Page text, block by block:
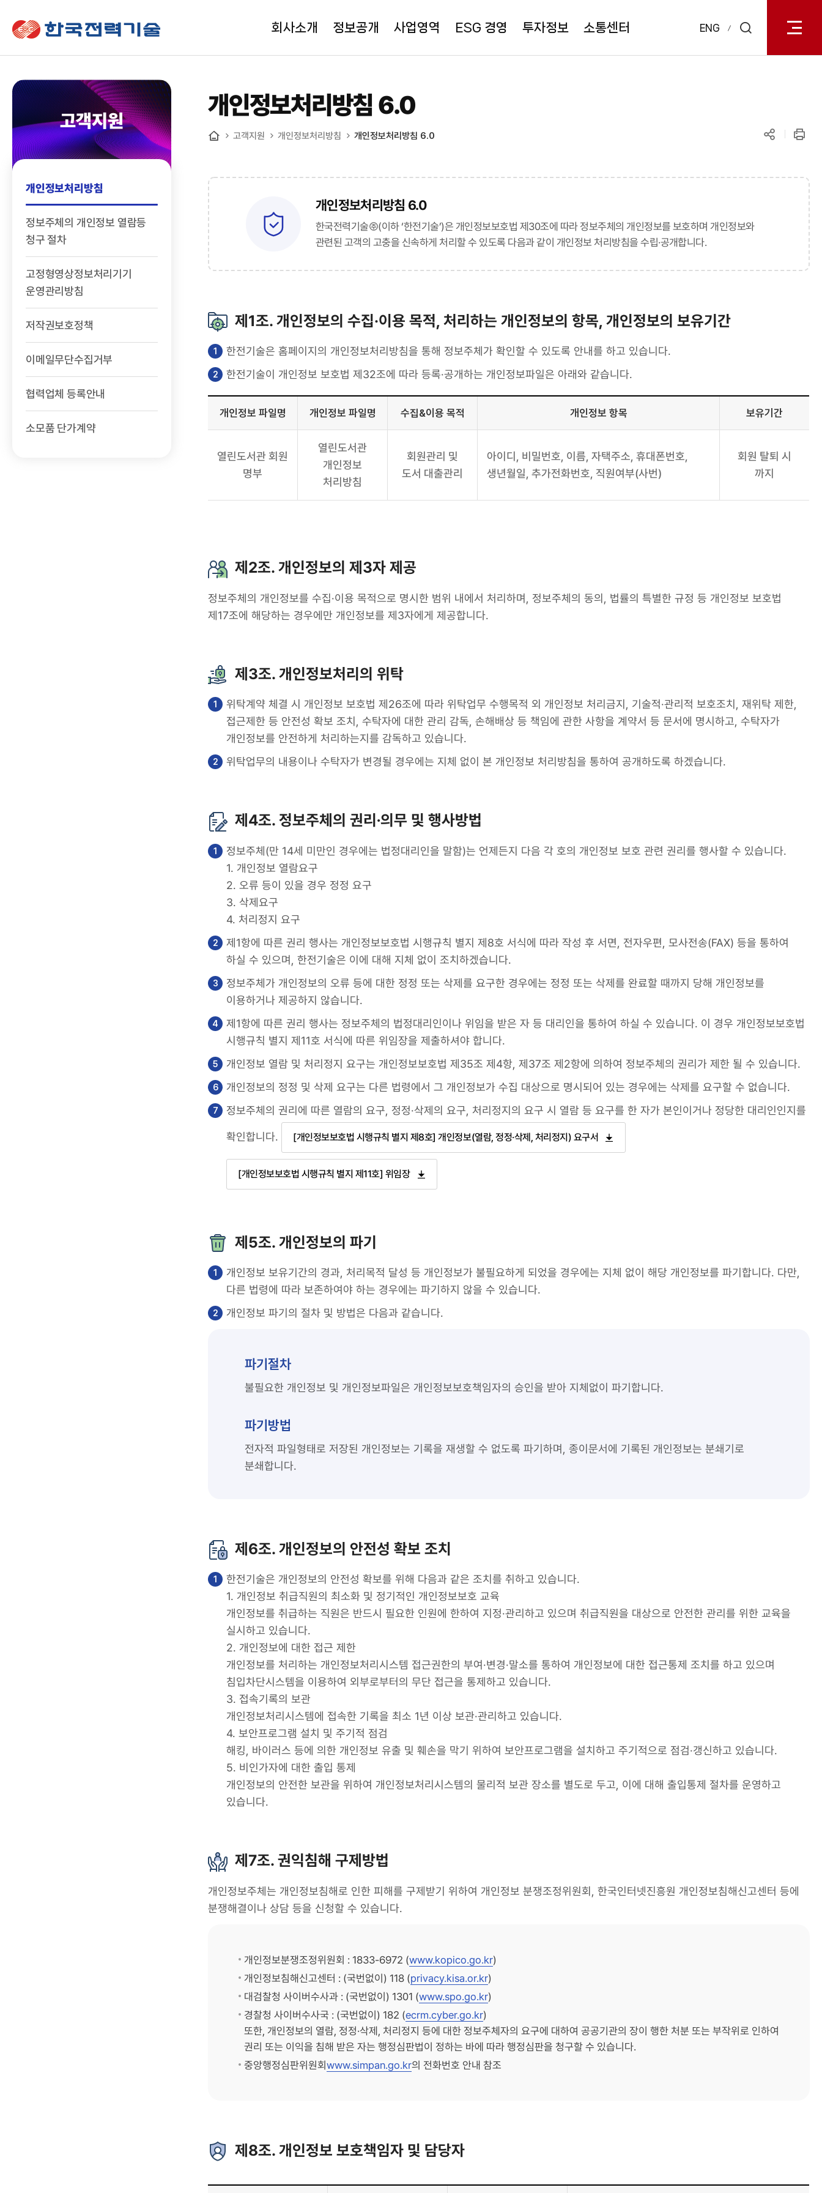
한국전력기술
회사소개 정보공개 사업영역 ESG 경영 투자정보 소통센터 ENG
열기
고객지원
개인정보처리방침
정보주체의 개인정보 열람등
청구 절차
고정형영상정보처리기기
운영관리방침
저작권보호정책
이메일무단수집거부
협력업체 등록안내
소모품 단가계약
개인정보처리방침 6.0
고객지원 개인정보처리방침 개인정보처리방침 6.0
개인정보처리방침 6.0
한국전력기술㈜(이하 ‘한전기술’)은 개인정보보호법 제30조에 따라 정보주체의 개인정보를 보호하며 개인정보와
관련된 고객의 고충을 신속하게 처리할 수 있도록 다음과 같이 개인정보 처리방침을 수립·공개합니다.
제1조. 개인정보의 수집·이용 목적, 처리하는 개인정보의 항목, 개인정보의 보유기간
한전기술은 홈페이지의 개인정보처리방침을 통해 정보주체가 확인할 수 있도록 안내를 하고 있습니다.
한전기술이 개인정보 보호법 제32조에 따라 등록·공개하는 개인정보파일은 아래와 같습니다.
수집
항목,
개인정보의
보유기간
개인정보 파일명 개인정보 파일명 수집&이용 목적 개인정보 항목 보유기간
열린도서관 회원
명부
열린도서관
개인정보
처리방침
회원관리 및
도서 대출관리
아이디, 비밀번호, 이름, 자택주소, 휴대폰번호,
생년월일, 추가전화번호, 직원여부(사번)
회원 탈퇴 시
까지
제2조. 개인정보의 제3자 제공
정보주체의 개인정보를 수집·이용 목적으로 명시한 범위 내에서 처리하며, 정보주체의 동의, 법률의 특별한 규정 등 개인정보 보호법
제17조에 해당하는 경우에만 개인정보를 제3자에게 제공합니다.
제3조. 개인정보처리의 위탁
위탁계약 체결 시 개인정보 보호법 제26조에 따라 위탁업무 수행목적 외 개인정보 처리금지, 기술적·관리적 보호조치, 재위탁 제한,
접근제한 등 안전성 확보 조치, 수탁자에 대한 관리 감독, 손해배상 등 책임에 관한 사항을 계약서 등 문서에 명시하고, 수탁자가
개인정보를 안전하게 처리하는지를 감독하고 있습니다.
위탁업무의 내용이나 수탁자가 변경될 경우에는 지체 없이 본 개인정보 처리방침을 통하여 공개하도록 하겠습니다.
제4조. 정보주체의 권리∙의무 및 행사방법
정보주체(만 14세 미만인 경우에는 법정대리인을 말함)는 언제든지 다음 각 호의 개인정보 보호 관련 권리를 행사할 수 있습니다.
1. 개인정보 열람요구
2. 오류 등이 있을 경우 정정 요구
3. 삭제요구
4. 처리정지 요구
제1항에 따른 권리 행사는 개인정보보호법 시행규칙 별지 제8호 서식에 따라 작성 후 서면, 전자우편, 모사전송(FAX) 등을 통하여
하실 수 있으며, 한전기술은 이에 대해 지체 없이 조치하겠습니다.
정보주체가 개인정보의 오류 등에 대한 정정 또는 삭제를 요구한 경우에는 정정 또는 삭제를 완료할 때까지 당해 개인정보를
이용하거나 제공하지 않습니다.
제1항에 따른 권리 행사는 정보주체의 법정대리인이나 위임을 받은 자 등 대리인을 통하여 하실 수 있습니다. 이 경우 개인정보보호법
시행규칙 별지 제11호 서식에 따른 위임장을 제출하셔야 합니다.
개인정보 열람 및 처리정지 요구는 개인정보보호법 제35조 제4항, 제37조 제2항에 의하여 정보주체의 권리가 제한 될 수 있습니다.
개인정보의 정정 및 삭제 요구는 다른 법령에서 그 개인정보가 수집 대상으로 명시되어 있는 경우에는 삭제를 요구할 수 없습니다.
정보주체의 권리에 따른 열람의 요구, 정정·삭제의 요구, 처리정지의 요구 시 열람 등 요구를 한 자가 본인이거나 정당한 대리인인지를
확인합니다. [개인정보보호법 시행규칙 별지 제8호] 개인정보(열람, 정정·삭제, 처리정지) 요구서
[개인정보보호법 시행규칙 별지 제11호] 위임장
제5조. 개인정보의 파기
개인정보 보유기간의 경과, 처리목적 달성 등 개인정보가 불필요하게 되었을 경우에는 지체 없이 해당 개인정보를 파기합니다. 다만,
다른 법령에 따라 보존하여야 하는 경우에는 파기하지 않을 수 있습니다.
개인정보 파기의 절차 및 방법은 다음과 같습니다.
파기절차
불필요한 개인정보 및 개인정보파일은 개인정보보호책임자의 승인을 받아 지체없이 파기합니다.
파기방법
전자적 파일형태로 저장된 개인정보는 기록을 재생할 수 없도록 파기하며, 종이문서에 기록된 개인정보는 분쇄기로
분쇄합니다.
제6조. 개인정보의 안전성 확보 조치
한전기술은 개인정보의 안전성 확보를 위해 다음과 같은 조치를 취하고 있습니다.
1. 개인정보 취급직원의 최소화 및 정기적인 개인정보보호 교육
개인정보를 취급하는 직원은 반드시 필요한 인원에 한하여 지정·관리하고 있으며 취급직원을 대상으로 안전한 관리를 위한 교육을
실시하고 있습니다.
2. 개인정보에 대한 접근 제한
개인정보를 처리하는 개인정보처리시스템 접근권한의 부여·변경·말소를 통하여 개인정보에 대한 접근통제 조치를 하고 있으며
침입차단시스템을 이용하여 외부로부터의 무단 접근을 통제하고 있습니다.
3. 접속기록의 보관
개인정보처리시스템에 접속한 기록을 최소 1년 이상 보관·관리하고 있습니다.
4. 보안프로그램 설치 및 주기적 점검
해킹, 바이러스 등에 의한 개인정보 유출 및 훼손을 막기 위하여 보안프로그램을 설치하고 주기적으로 점검·갱신하고 있습니다.
5. 비인가자에 대한 출입 통제
개인정보의 안전한 보관을 위하여 개인정보처리시스템의 물리적 보관 장소를 별도로 두고, 이에 대해 출입통제 절차를 운영하고
있습니다.
제7조. 권익침해 구제방법
개인정보주체는 개인정보침해로 인한 피해를 구제받기 위하여 개인정보 분쟁조정위원회, 한국인터넷진흥원 개인정보침해신고센터 등에
분쟁해결이나 상담 등을 신청할 수 있습니다.
개인정보분쟁조정위원회 : 1833-6972 (www.kopico.go.kr)
개인정보침해신고센터 : (국번없이) 118 (privacy.kisa.or.kr)
대검찰청 사이버수사과 : (국번없이) 1301 (www.spo.go.kr)
경찰청 사이버수사국 : (국번없이) 182 (ecrm.cyber.go.kr)
또한, 개인정보의 열람, 정정·삭제, 처리정지 등에 대한 정보주체자의 요구에 대하여 공공기관의 장이 행한 처분 또는 부작위로 인하여
권리 또는 이익을 침해 받은 자는 행정심판법이 정하는 바에 따라 행정심판을 청구할 수 있습니다.
중앙행정심판위원회www.simpan.go.kr의 전화번호 안내 참조
제8조. 개인정보 보호책임자 및 담당자